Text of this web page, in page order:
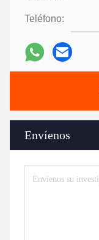
Teléfono:
Envíenos